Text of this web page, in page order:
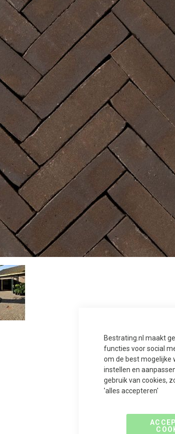
Bestrating.nl maakt
functies voor social
om de best mogelijke
instellen en
gebruik van cookies,
'alles accepteren'